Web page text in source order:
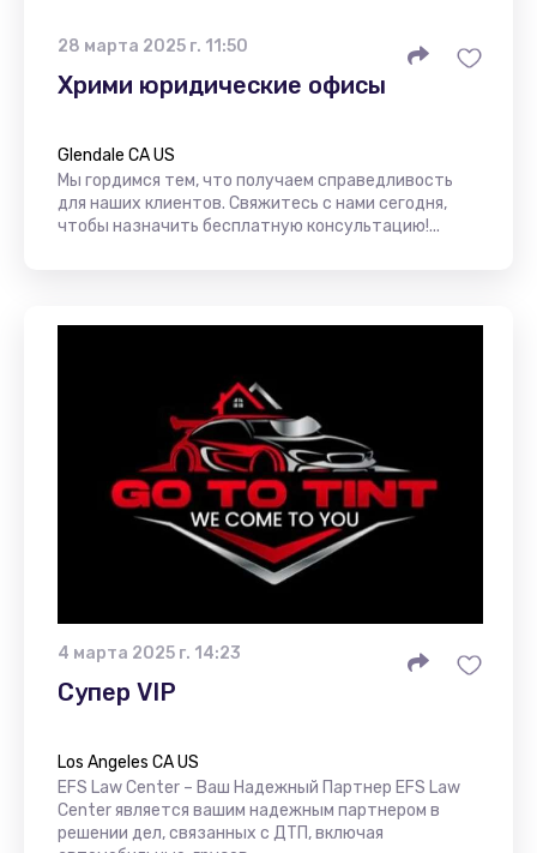
28 марта 2025 г. 11:50
Хрими юридические офисы
Glendale CA US
Мы гордимся тем, что получаем справедливость
для наших клиентов. Свяжитесь с нами сегодня,
чтобы назначить бесплатную консультацию!...
4 марта 2025 г. 14:23
Супер VIP
Los Angeles CA US
EFS Law Center – Ваш Надежный Партнер EFS Law
Center является вашим надежным партнером в
решении дел, связанных с ДТП, включая